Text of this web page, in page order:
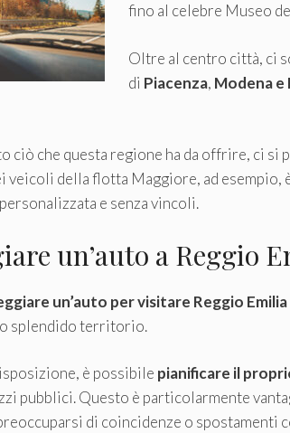
fino al celebre Museo
Oltre al centro città, ci
di Piacenza, Modena e
ciò che questa regione ha da offrire, ci si
veicoli della flotta Maggiore, ad esempio,
e senza vincoli.
un’auto a Reggio
un’auto per visitare Reggio Emilia
splendido territorio.
è possibile pianificare il
pubblici. Questo è particolarmente
di coincidenze o spostamenti